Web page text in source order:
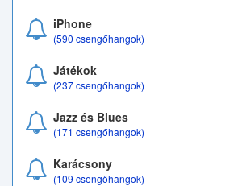
iPhone
(590 csengőhangok)
Játékok
(237 csengőhangok)
Jazz és Blues
(171 csengőhangok)
Karácsony
(109 csengőhangok)